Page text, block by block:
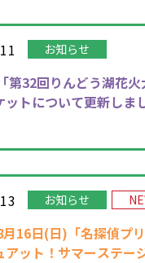
お知らせ
「第32回りんどう湖花火
ットについて更新しま
お知らせ
16日(日)「名探偵プ
アット！サマーステー